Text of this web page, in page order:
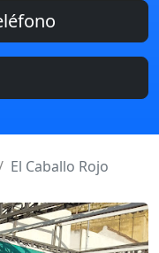
El Caballo Rojo